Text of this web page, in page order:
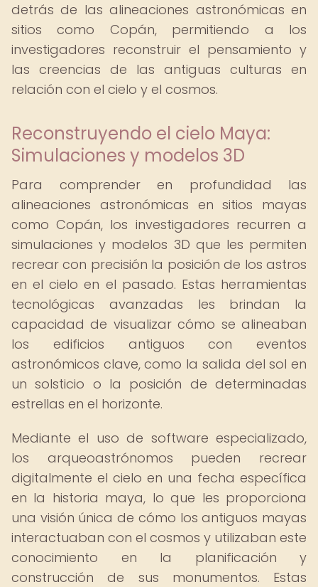
detrás de las alineaciones astronómicas en
sitios como Copán, permitiendo a los
investigadores reconstruir el pensamiento y
las creencias de las antiguas culturas en
relación con el cielo y el cosmos.
Reconstruyendo el cielo Maya:
Simulaciones y modelos 3D
Para comprender en profundidad las
alineaciones astronómicas en sitios mayas
como Copán, los investigadores recurren a
simulaciones y modelos 3D que les permiten
recrear con precisión la posición de los astros
en el cielo en el pasado. Estas herramientas
tecnológicas avanzadas les brindan la
capacidad de visualizar cómo se alineaban
los edificios antiguos con eventos
astronómicos clave, como la salida del sol en
un solsticio o la posición de determinadas
estrellas en el horizonte.
Mediante el uso de software especializado,
los arqueoastrónomos pueden recrear
digitalmente el cielo en una fecha específica
en la historia maya, lo que les proporciona
una visión única de cómo los antiguos mayas
interactuaban con el cosmos y utilizaban este
conocimiento en la planificación y
construcción de sus monumentos. Estas